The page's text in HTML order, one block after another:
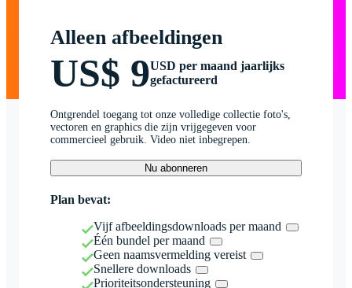
Alleen afbeeldingen
US$ 9USD per maand jaarlijks
gefactureerd
Ontgrendel toegang tot onze volledige collectie foto's,
vectoren en graphics die zijn vrijgegeven voor
commercieel gebruik. Video niet inbegrepen.
Nu abonneren
Plan bevat:
Vijf afbeeldingsdownloads per maand
Één bundel per maand
Geen naamsvermelding vereist
Snellere downloads
Prioriteitsondersteuning